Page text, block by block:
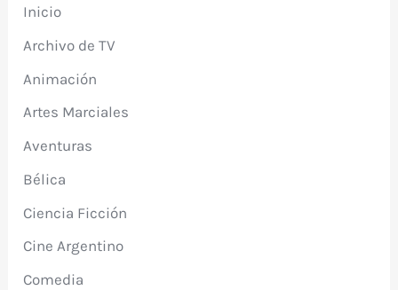
Inicio
Archivo de TV
Animación
Artes Marciales
Aventuras
Bélica
Ciencia Ficción
Cine Argentino
Comedia